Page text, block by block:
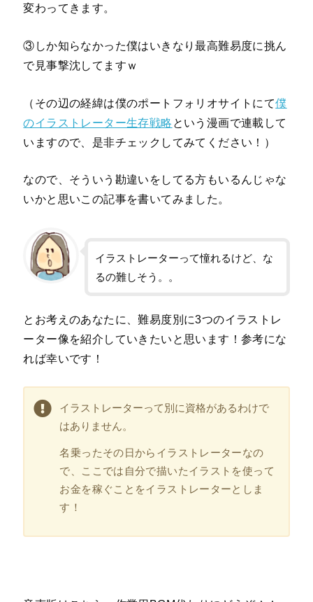
変わってきます。
③しか知らなかった僕はいきなり最高難易度に挑ん
で見事撃沈してますｗ
（その辺の経緯は僕のポートフォリオサイトにて僕
のイラストレーター生存戦略 という漫画で連載して
いますので、是非チェックしてみてください！）
なので、そういう勘違いをしてる方もいるんじゃな
いかと思いこの記事を書いてみました。
イラストレーターって憧れるけど、な
るの難しそう。。
とお考えのあなたに、難易度別に3つのイラストレ
ーター像を紹介していきたいと思います！参考にな
れば幸いです！
イラストレーターって別に資格があるわけで
はありません。
名乗ったその日からイラストレーターなの
で、ここでは自分で描いたイラストを使って
お金を稼ぐことをイラストレーターとしま
す！